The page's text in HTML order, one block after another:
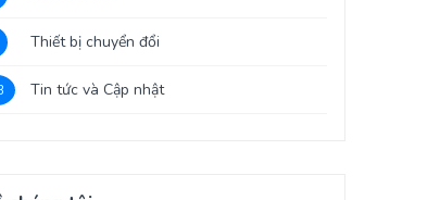
Thiết bị chuyển đổi
Tin tức và Cập nhật